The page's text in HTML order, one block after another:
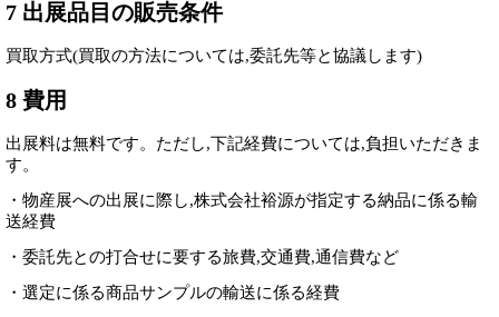
7 出展品目の販売条件
買取方式(買取の方法については,委託先等と協議します)
8 費用
出展料は無料です。ただし,下記経費については,負担いただきま
す。
・物産展への出展に際し,株式会社裕源が指定する納品に係る輸
送経費
・委託先との打合せに要する旅費,交通費,通信費など
・選定に係る商品サンプルの輸送に係る経費